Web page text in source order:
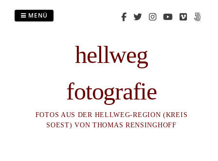
hellweg
fotografie
FOTOS AUS DER HELLWEG-REGION (KREIS
SOEST) VON THOMAS RENSINGHOFF
MENÜ